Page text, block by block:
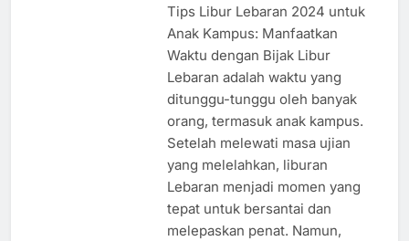
Tips Libur Lebaran 2024 untuk
Anak Kampus: Manfaatkan
Waktu dengan Bijak Libur
Lebaran adalah waktu yang
ditunggu-tunggu oleh banyak
orang, termasuk anak kampus.
Setelah melewati masa ujian
yang melelahkan, liburan
Lebaran menjadi momen yang
tepat untuk bersantai dan
melepaskan penat. Namun,